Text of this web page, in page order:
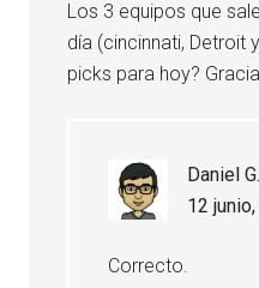
Los 3 equipos que
día (cincinnati, Detroit
picks para hoy?
Daniel G.
12
Correcto.